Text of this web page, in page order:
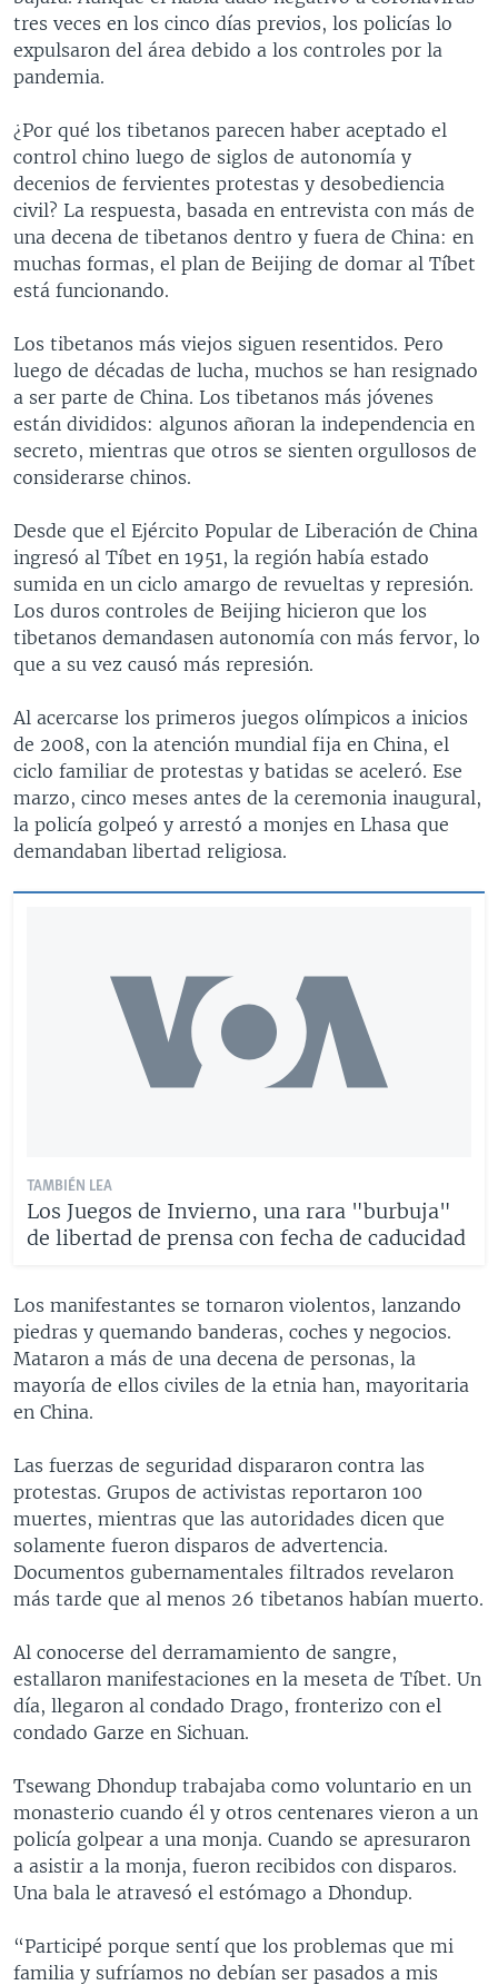
tres veces en los cinco días previos, los policías lo
expulsaron del área debido a los controles por la
pandemia.
¿Por qué los tibetanos parecen haber aceptado el
control chino luego de siglos de autonomía y
decenios de fervientes protestas y desobediencia
civil? La respuesta, basada en entrevista con más de
una decena de tibetanos dentro y fuera de China: en
muchas formas, el plan de Beijing de domar al Tíbet
está funcionando.
Los tibetanos más viejos siguen resentidos. Pero
luego de décadas de lucha, muchos se han resignado
a ser parte de China. Los tibetanos más jóvenes
están divididos: algunos añoran la independencia en
secreto, mientras que otros se sienten orgullosos de
considerarse chinos.
Desde que el Ejército Popular de Liberación de China
ingresó al Tíbet en 1951, la región había estado
sumida en un ciclo amargo de revueltas y represión.
Los duros controles de Beijing hicieron que los
tibetanos demandasen autonomía con más fervor, lo
que a su vez causó más represión.
Al acercarse los primeros juegos olímpicos a inicios
de 2008, con la atención mundial fija en China, el
ciclo familiar de protestas y batidas se aceleró. Ese
marzo, cinco meses antes de la ceremonia inaugural,
la policía golpeó y arrestó a monjes en Lhasa que
demandaban libertad religiosa.
TAMBIÉN LEA
Los Juegos de Invierno, una rara "burbuja"
de libertad de prensa con fecha de caducidad
Los manifestantes se tornaron violentos, lanzando
piedras y quemando banderas, coches y negocios.
Mataron a más de una decena de personas, la
mayoría de ellos civiles de la etnia han, mayoritaria
en China.
Las fuerzas de seguridad dispararon contra las
protestas. Grupos de activistas reportaron 100
muertes, mientras que las autoridades dicen que
solamente fueron disparos de advertencia.
Documentos gubernamentales filtrados revelaron
más tarde que al menos 26 tibetanos habían muerto.
Al conocerse del derramamiento de sangre,
estallaron manifestaciones en la meseta de Tíbet. Un
día, llegaron al condado Drago, fronterizo con el
condado Garze en Sichuan.
Tsewang Dhondup trabajaba como voluntario en un
monasterio cuando él y otros centenares vieron a un
policía golpear a una monja. Cuando se apresuraron
a asistir a la monja, fueron recibidos con disparos.
Una bala le atravesó el estómago a Dhondup.
“Participé porque sentí que los problemas que mi
familia y sufríamos no debían ser pasados a mis